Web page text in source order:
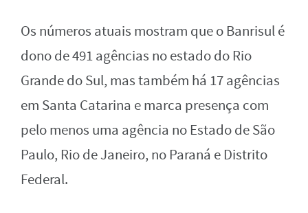
Os números atuais mostram que o Banrisul é
dono de 491 agências no estado do Rio
Grande do Sul, mas também há 17 agências
em Santa Catarina e marca presença com
pelo menos uma agência no Estado de São
Paulo, Rio de Janeiro, no Paraná e Distrito
Federal.